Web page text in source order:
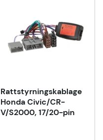
Rattstyrningskablage
Honda Civic/CR-
V/S2000, 17/20-pin